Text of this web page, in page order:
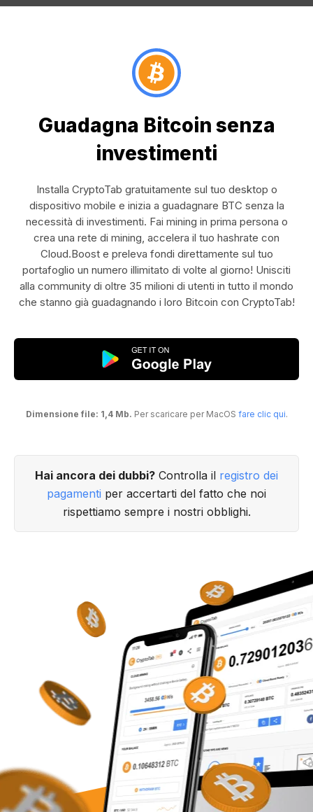
Guadagna Bitcoin senza
investimenti
Installa CryptoTab gratuitamente sul tuo desktop o
dispositivo mobile e inizia a guadagnare BTC senza la
necessità di investimenti. Fai mining in prima persona o
crea una rete di mining, accelera il tuo hashrate con
Cloud.Boost e preleva fondi direttamente sul tuo
portafoglio un numero illimitato di volte al giorno! Unisciti
alla community di oltre 35 milioni di utenti in tutto il mondo
che stanno già guadagnando i loro Bitcoin con CryptoTab!
Dimensione file: 1,4 Mb. Per scaricare per MacOS fare clic qui.
Hai ancora dei dubbi? Controlla il registro dei
pagamenti per accertarti del fatto che noi
rispettiamo sempre i nostri obblighi.